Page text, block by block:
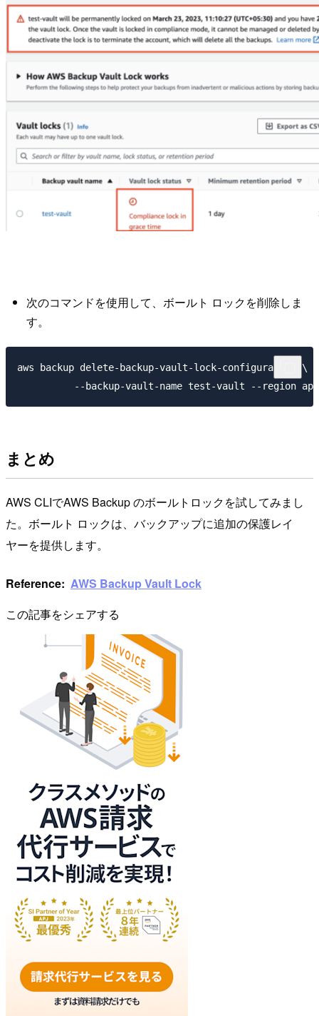
次のコマンドを使用して、ボールト ロックを削除しま
す。
aws backup delete-backup-vault-lock-configuration \
まとめ
AWS CLIでAWS Backup のボールトロックを試してみまし
た。ボールト ロックは、バックアップに追加の保護レイ
ヤーを提供します。
Reference: AWS Backup Vault Lock
この記事をシェアする